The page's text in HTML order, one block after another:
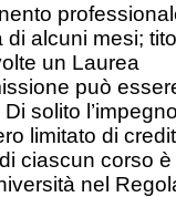
alcuni mesi;
un Laurea
può
solito
limitato di
ciascun corso
nel